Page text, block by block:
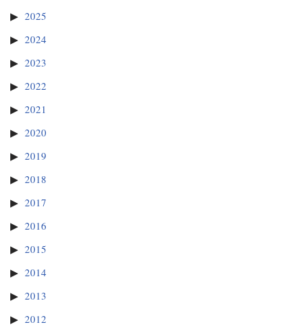
2025
2024
2023
2022
2021
2020
2019
2018
2017
2016
2015
2014
2013
2012